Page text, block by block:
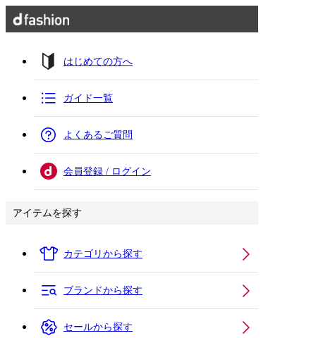
はじめての方へ
ガイド一覧
よくあるご質問
会員登録 / ログイン
アイテムを探す
カテゴリから探す
ブランドから探す
セールから探す